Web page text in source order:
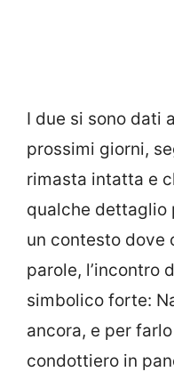
I due si sono dati
prossimi giorni,
rimasta intatta e
qualche dettaglio
un contesto dove
parole, l’incontro
simbolico forte:
ancora, e per
condottiero in